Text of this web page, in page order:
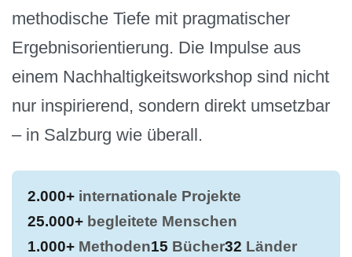
methodische Tiefe mit pragmatischer
Ergebnisorientierung. Die Impulse aus
einem Nachhaltigkeitsworkshop sind nicht
nur inspirierend, sondern direkt umsetzbar
– in Salzburg wie überall.
2.000+ internationale Projekte
25.000+ begleitete Menschen
1.000+ Methoden15 Bücher32 Länder